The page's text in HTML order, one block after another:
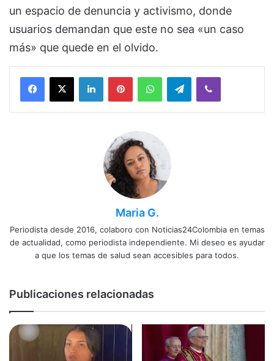
un espacio de denuncia y activismo, donde
usuarios demandan que este no sea «un caso
más» que quede en el olvido.
Facebook
X LinkedInPinterestWhatsAppTelegramViber
Maria G.
Periodista desde 2016, colaboro con Noticias24Colombia en temas
de actualidad, como periodista independiente. Mi deseo es ayudar
a que los temas de salud sean accesibles para todos.
Publicaciones relacionadas